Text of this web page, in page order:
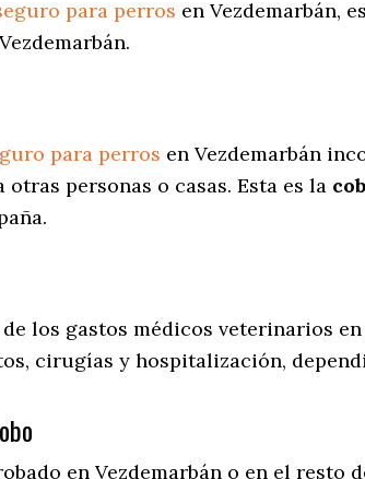
para perros en Vezdemarbán,
para perros en Vezdemarbán
personas o casas. Esta es la
los gastos médicos veterinarios en
cirugías y hospitalización,
en Vezdemarbán o en el